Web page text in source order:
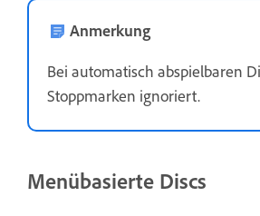
Anmerkung
Bei automatisch abspielbaren
Stoppmarken ignoriert.
Menübasierte Discs